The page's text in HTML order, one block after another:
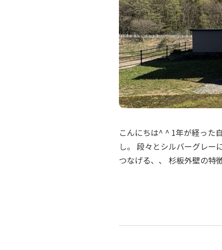
こんにちは^ ^ 1年が経った
し。 段々とシルバーグレー
つなげる、、 杉板外壁の特